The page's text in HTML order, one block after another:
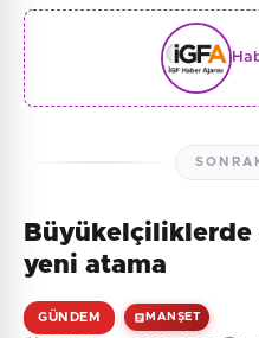
yeni atama
GÜNDEM MANŞET